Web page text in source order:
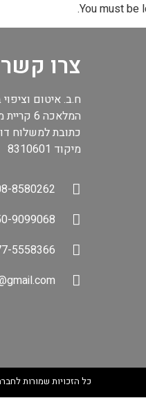
You must be
צרו קשר
ח.ב. איטום
המלאכה 6 קריית מלאכי
כתובת למשלוח דואר: ת.ד 603
מיקוד 8310601
8580262
9099068
5558366
כל הזכויות שמורות ל